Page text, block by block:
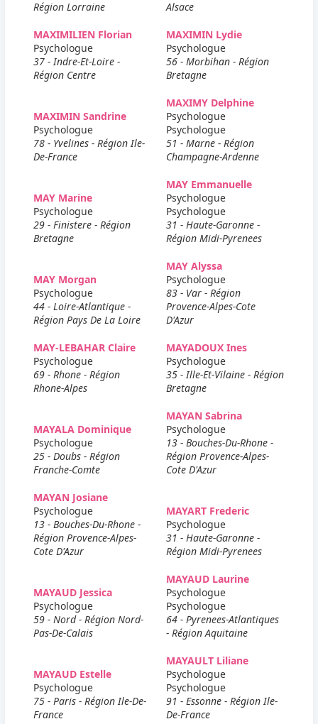
Région Lorraine
Alsace
MAXIMILIEN Florian
Psychologue
37 - Indre-Et-Loire -
Région Centre
MAXIMIN Lydie
Psychologue
56 - Morbihan - Région
Bretagne
MAXIMIN Sandrine
Psychologue
78 - Yvelines - Région Ile-
De-France
MAXIMY Delphine
Psychologue
Psychologue
51 - Marne - Région
Champagne-Ardenne
MAY Marine
Psychologue
29 - Finistere - Région
Bretagne
MAY Emmanuelle
Psychologue
Psychologue
31 - Haute-Garonne -
Région Midi-Pyrenees
MAY Morgan
Psychologue
44 - Loire-Atlantique -
Région Pays De La Loire
MAY Alyssa
Psychologue
83 - Var - Région
Provence-Alpes-Cote
D'Azur
MAY-LEBAHAR Claire
Psychologue
69 - Rhone - Région
Rhone-Alpes
MAYADOUX Ines
Psychologue
35 - Ille-Et-Vilaine - Région
Bretagne
MAYALA Dominique
Psychologue
25 - Doubs - Région
Franche-Comte
MAYAN Sabrina
Psychologue
13 - Bouches-Du-Rhone -
Région Provence-Alpes-
Cote D'Azur
MAYAN Josiane
Psychologue
13 - Bouches-Du-Rhone -
Région Provence-Alpes-
Cote D'Azur
MAYART Frederic
Psychologue
31 - Haute-Garonne -
Région Midi-Pyrenees
MAYAUD Jessica
Psychologue
59 - Nord - Région Nord-
Pas-De-Calais
MAYAUD Laurine
Psychologue
Psychologue
64 - Pyrenees-Atlantiques
- Région Aquitaine
MAYAUD Estelle
Psychologue
75 - Paris - Région Ile-De-
France
MAYAULT Liliane
Psychologue
Psychologue
91 - Essonne - Région Ile-
De-France